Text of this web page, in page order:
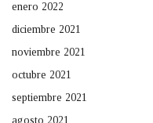
enero 2022
diciembre 2021
noviembre 2021
octubre 2021
septiembre 2021
agosto 2021